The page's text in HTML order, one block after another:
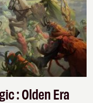
: Olden Era